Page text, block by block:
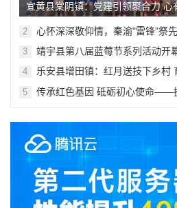
宜黄县棠阴镇：党建引领聚合力 心
“暑”不负所“托”
2 心怀深深敬仰情，秦渝"雷锋”祭
3 靖宇县第八届蓝莓节系列活动开
4
乐安县增田镇：红月送技下乡村
5
传承红色基因 砥砺初心使命——